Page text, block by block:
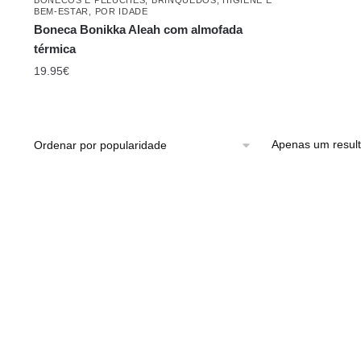
BEM-ESTAR
POR IDADE
Boneca Bonikka Aleah com almofada
térmica
19.95€
Apenas um